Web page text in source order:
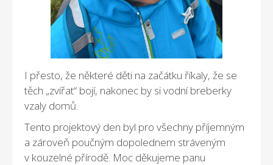
I přesto, že některé děti na začátku říkaly, že se
těch „zvířat“ bojí, nakonec by si vodní breberky
vzaly domů.
Tento projektový den byl pro všechny příjemným
a zároveň poučným dopolednem stráveným
v kouzelné přírodě. Moc děkujeme panu